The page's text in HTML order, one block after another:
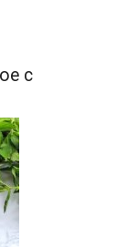
с